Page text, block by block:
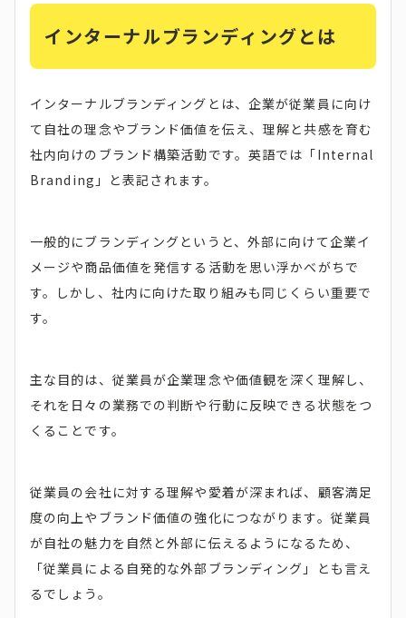
インターナルブランディングとは
インターナルブランディングとは、企業が従業員に向け
て自社の理念やブランド価値を伝え、理解と共感を育む
社内向けのブランド構築活動です。英語では「Internal
Branding」と表記されます。
一般的にブランディングというと、外部に向けて企業イ
メージや商品価値を発信する活動を思い浮かべがちで
す。しかし、社内に向けた取り組みも同じくらい重要で
す。
主な目的は、従業員が企業理念や価値観を深く理解し、
それを日々の業務での判断や行動に反映できる状態をつ
くることです。
従業員の会社に対する理解や愛着が深まれば、顧客満足
度の向上やブランド価値の強化につながります。従業員
が自社の魅力を自然と外部に伝えるようになるため、
「従業員による自発的な外部ブランディング」とも言え
るでしょう。